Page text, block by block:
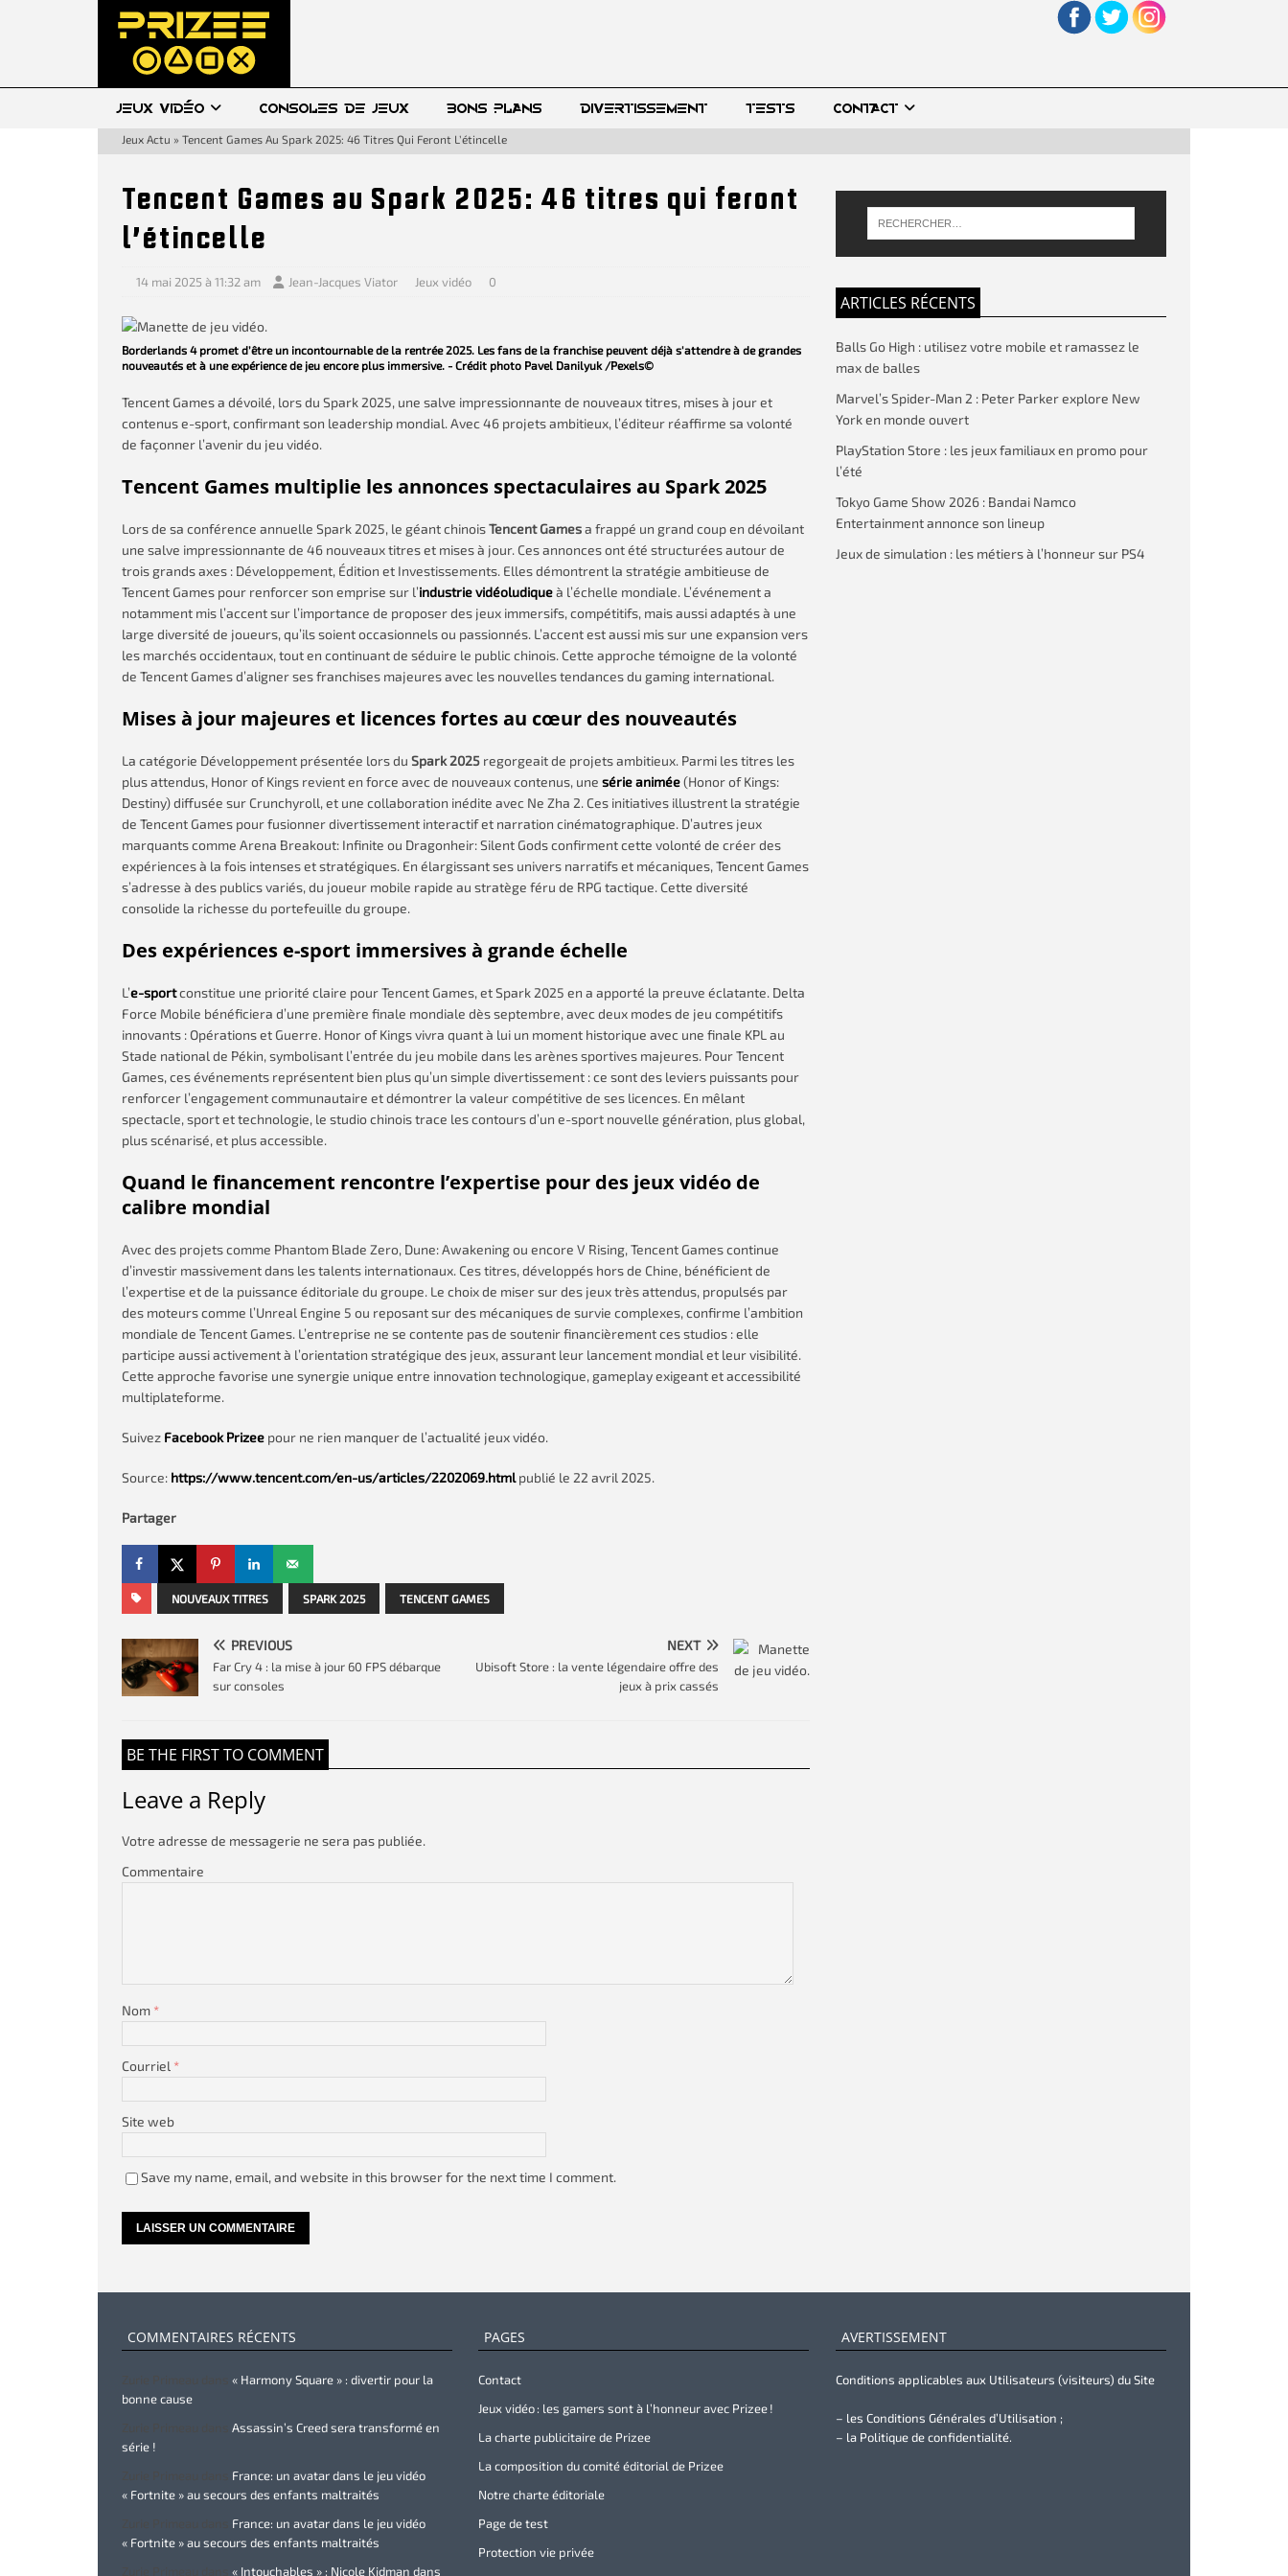
JEUX VIDÉO CONSOLES DE JEUX BONS PLANS DIVERTISSEMENT TESTS CONTACT
Jeux Actu » Tencent Games Au Spark 2025: 46 Titres Qui Feront L’étincelle
Tencent Games au Spark 2025: 46 titres qui feront
l’étincelle
14 mai 2025 à 11:32 am Jean-Jacques Viator Jeux vidéo 0
Borderlands 4 promet d’être un incontournable de la rentrée 2025. Les fans de la franchise peuvent déjà s'attendre à de grandes
nouveautés et à une expérience de jeu encore plus immersive. - Crédit photo Pavel Danilyuk /Pexels©
Tencent Games a dévoilé, lors du Spark 2025, une salve impressionnante de nouveaux titres, mises à jour et
contenus e-sport, confirmant son leadership mondial. Avec 46 projets ambitieux, l’éditeur réaffirme sa volonté
de façonner l’avenir du jeu vidéo.
Tencent Games multiplie les annonces spectaculaires au Spark 2025
Lors de sa conférence annuelle Spark 2025, le géant chinoisTencent Gamesa frappé un grand coup en dévoilant
une salve impressionnante de 46 nouveaux titres et mises à jour. Ces annonces ont été structurées autour de
trois grands axes : Développement, Édition et Investissements. Elles démontrent la stratégie ambitieuse de
Tencent Games pour renforcer son emprise sur l’industrie vidéoludiqueà l’échelle mondiale. L’événement a
notamment mis l’accent sur l’importance de proposer des jeux immersifs, compétitifs, mais aussi adaptés à une
large diversité de joueurs, qu’ils soient occasionnels ou passionnés. L’accent est aussi mis sur une expansion vers
les marchés occidentaux, tout en continuant de séduire le public chinois. Cette approche témoigne de la volonté
de Tencent Games d’aligner ses franchises majeures avec les nouvelles tendances du gaming international.
Mises à jour majeures et licences fortes au cœur des nouveautés
La catégorie Développement présentée lors du Spark 2025 regorgeait de projets ambitieux. Parmi les titres les
plus attendus, Honor of Kings revient en force avec de nouveaux contenus, une série animée(Honor of Kings:
Destiny) diffusée sur Crunchyroll, et une collaboration inédite avec Ne Zha 2. Ces initiatives illustrent la stratégie
de Tencent Games pour fusionner divertissement interactif et narration cinématographique. D’autres jeux
marquants comme Arena Breakout: Infinite ou Dragonheir: Silent Gods confirment cette volonté de créer des
expériences à la fois intenses et stratégiques. En élargissant ses univers narratifs et mécaniques, Tencent Games
s’adresse à des publics variés, du joueur mobile rapide au stratège féru de RPG tactique. Cette diversité
consolide la richesse du portefeuille du groupe.
Des expériences e-sport immersives à grande échelle
L’e-sportconstitue une priorité claire pour Tencent Games, et Spark 2025 en a apporté la preuve éclatante. Delta
Force Mobile bénéficiera d’une première finale mondiale dès septembre, avec deux modes de jeu compétitifs
innovants : Opérations et Guerre. Honor of Kings vivra quant à lui un moment historique avec une finale KPL au
Stade national de Pékin, symbolisant l’entrée du jeu mobile dans les arènes sportives majeures. Pour Tencent
Games, ces événements représentent bien plus qu’un simple divertissement : ce sont des leviers puissants pour
renforcer l’engagement communautaire et démontrer la valeur compétitive de ses licences. En mêlant
spectacle, sport et technologie, le studio chinois trace les contours d’un e-sport nouvelle génération, plus global,
plus scénarisé, et plus accessible.
Quand le financement rencontre l’expertise pour des jeux vidéo de
calibre mondial
Avec des projets comme Phantom Blade Zero, Dune: Awakening ou encore V Rising, Tencent Games continue
d’investir massivement dans les talents internationaux. Ces titres, développés hors de Chine, bénéficient de
l’expertise et de la puissance éditoriale du groupe. Le choix de miser sur des jeux très attendus, propulsés par
des moteurs comme l’Unreal Engine 5 ou reposant sur des mécaniques de survie complexes, confirme l’ambition
mondiale de Tencent Games. L’entreprise ne se contente pas de soutenir financièrement ces studios : elle
participe aussi activement à l’orientation stratégique des jeux, assurant leur lancement mondial et leur visibilité.
Cette approche favorise une synergie unique entre innovation technologique, gameplay exigeant et accessibilité
multiplateforme.
Suivez Facebook Prizee pour ne rien manquer de l’actualité jeux vidéo.
Source: https://www.tencent.com/en-us/articles/2202069.htmlpublié le 22 avril 2025.
Partager
NOUVEAUX TITRES SPARK 2025 TENCENT GAMES
PREVIOUS
Far Cry 4 : la mise à jour 60 FPS débarque
sur consoles
NEXT
Ubisoft Store : la vente légendaire offre des
jeux à prix cassés
BE THE FIRST TO COMMENT
Leave a Reply
Votre adresse de messagerie ne sera pas publiée.
Commentaire
Nom *
Courriel *
Site web
Save my name, email, and website in this browser for the next time I comment.
ARTICLES RÉCENTS
Balls Go High : utilisez votre mobile et ramassez le
max de balles
Marvel’s Spider-Man 2 : Peter Parker explore New
York en monde ouvert
PlayStation Store : les jeux familiaux en promo pour
l’été
Tokyo Game Show 2026 : Bandai Namco
Entertainment annonce son lineup
Jeux de simulation : les métiers à l’honneur sur PS4
COMMENTAIRES RÉCENTS
« Harmony Square » : divertir pour la
bonne cause
Assassin’s Creed sera transformé en
série !
France: un avatar dans le jeu vidéo
« Fortnite » au secours des enfants maltraités
France: un avatar dans le jeu vidéo
« Fortnite » au secours des enfants maltraités
« Intouchables » : Nicole Kidman dans
PAGES
Contact
Jeux vidéo : les gamers sont à l’honneur avec Prizee !
La charte publicitaire de Prizee
La composition du comité éditorial de Prizee
Notre charte éditoriale
Page de test
Protection vie privée
AVERTISSEMENT
Conditions applicables aux Utilisateurs (visiteurs) du Site
– les Conditions Générales d’Utilisation ;
– la Politique de confidentialité.